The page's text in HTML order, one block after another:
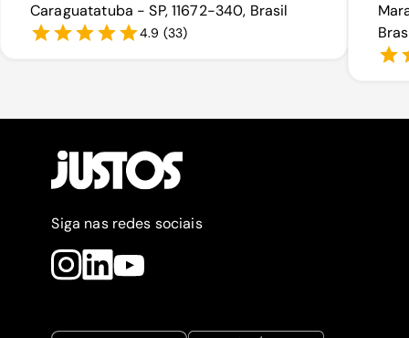
Caraguatatuba - SP, 11672-340, Brasil
4.9 (33)
Siga nas redes sociais